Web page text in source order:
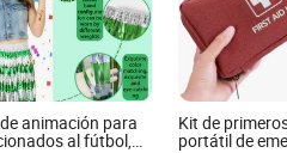
animación para
al fútbol,
Kit de
portátil de